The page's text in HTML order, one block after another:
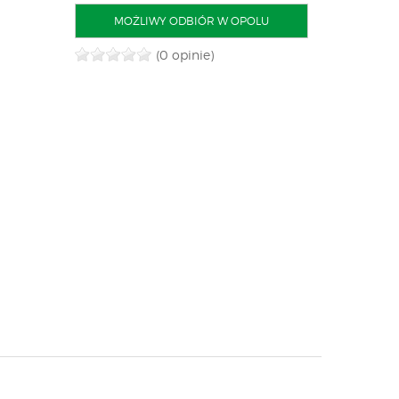
MOŻLIWY ODBIÓR W OPOLU
(0 opinie)